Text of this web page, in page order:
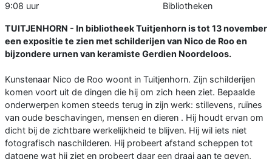
9:08 uur
Bibliotheken
TUITJENHORN - In bibliotheek Tuitjenhorn is tot 13 november
een expositie te zien met schilderijen van Nico de Roo en
bijzondere urnen van keramiste Gerdien Noordeloos.
Kunstenaar Nico de Roo woont in Tuitjenhorn. Zijn schilderijen
komen voort uit de dingen die hij om zich heen ziet. Bepaalde
onderwerpen komen steeds terug in zijn werk: stillevens, ruïnes
van oude beschavingen, mensen en dieren . Hij houdt ervan om
dicht bij de zichtbare werkelijkheid te blijven. Hij wil iets niet
fotografisch naschilderen. Hij probeert afstand scheppen tot
datgene wat hij ziet en probeert daar een draai aan te geven,